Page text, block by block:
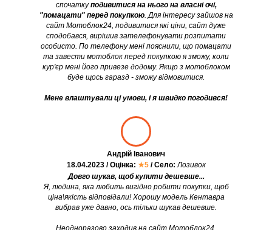
спочаткуподивитися на нього на власні очі,
"помацати" перед покупкою. Для інтересу зайшов на
сайт Мотоблок24, подивитися які ціни, сайт дуже
сподобався, вирішив зателефонувати розпитати
особисто. По телефону мені пояснили, що помацати
та завести мотоблок перед покупкою я зможу, коли
кур'єр мені його привезе додому. Якщо з мотоблоком
буде щось гаразд - зможу відмовитися.
Мене влаштували ці умови, і я швидко погодився!
Довго шукав, щоб купити дешевше...
Я, людина, яка любить вигідно робити покупки, щоб
ціна\якість відповідали! Хорошу модель Кентавра
вибрав уже давно, ось тільки шукав дешевше.
Неодноразово заходив на сайт Мотоблок24,
Андрій Іванович
18.04.2023 / Оцінка: ★5 / Село: Лозивок